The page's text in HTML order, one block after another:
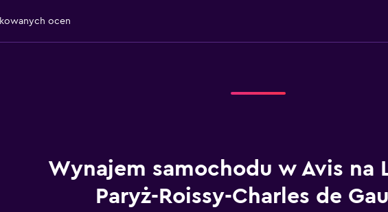
ocen
Wynajem samochodu w Avis na
Paryż-Roissy-Charles de